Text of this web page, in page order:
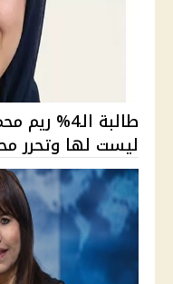
طالبة
ليست لها وتحرر